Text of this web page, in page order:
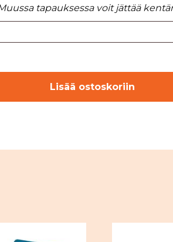
tapauksessa voit jättää
Lisää ostoskoriin